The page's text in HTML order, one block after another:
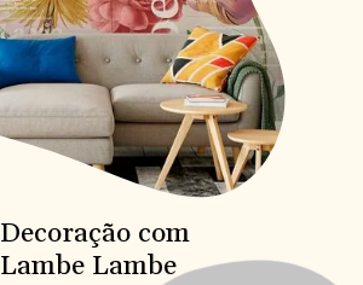
Decoração com
Lambe Lambe